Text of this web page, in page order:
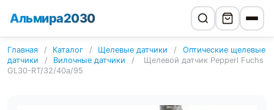
Альмира2030
Главная / Каталог / Щелевые датчики /
Оптические щелевые
датчики
/ Вилочные датчики /
Щелевой датчик Pepperl Fuchs
GL30-RT/32/40a/95